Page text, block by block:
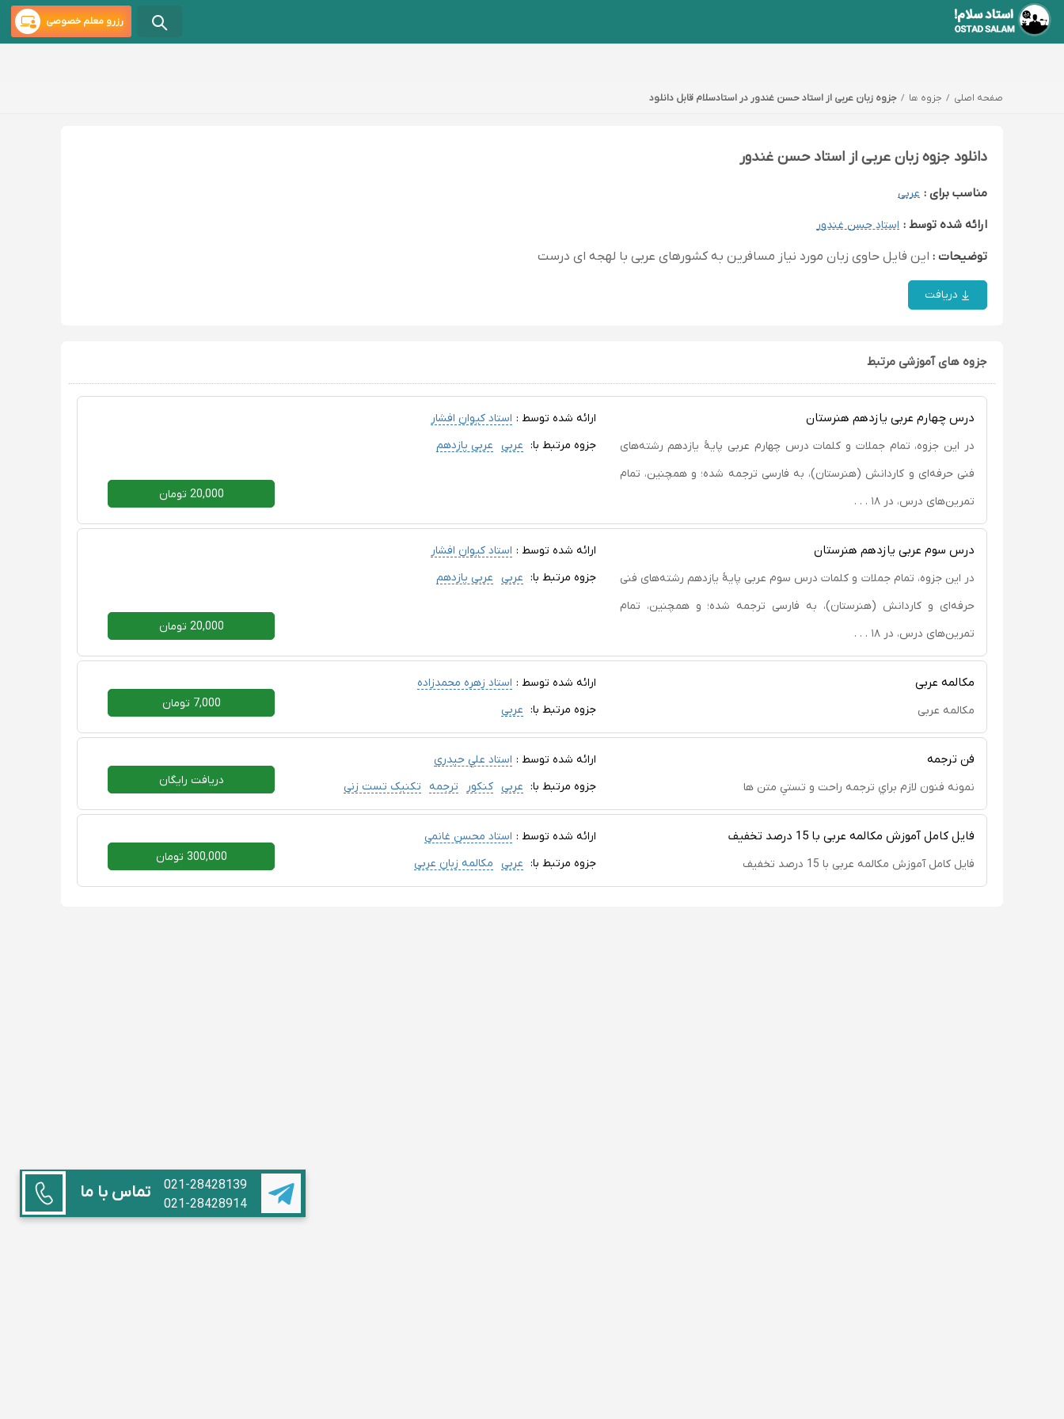
تماس با ما
021-28428139
021-28428914
رزرو معلم خصوصی
صفحه اصلی جزوه ها جزوه زبان عربى از استاد حسن غندور در استادسلام قابل دانلود
دانلود جزوه زبان عربى از استاد حسن غندور
مناسب برای : عربی
ارائه شده توسط : استاد حسن غندور
توضیحات : اين فايل حاوى زبان مورد نياز مسافرين به كشورهاى عربى با لهجه اى درست
دریافت
جزوه های آموزشی مرتبط
درس چهارم عربی یازدهم هنرستان
در این جزوه، تمام جملات و کلمات درس چهارم عربی پایۀ یازدهم رشته‌های
فنی حرفه‌ای و کاردانش (هنرستان)، به فارسی ترجمه شده؛ و همچنین، تمام
تمرین‌های درس، در ۱۸ . . .
ارائه شده توسط : استاد کیوان افشار
جزوه مرتبط با: عربی عربی یازدهم
20,000 تومان
درس سوم عربی یازدهم هنرستان
در این جزوه، تمام جملات و کلمات درس سوم عربی پایۀ یازدهم رشته‌های فنی
حرفه‌ای و کاردانش (هنرستان)، به فارسی ترجمه شده؛ و همچنین، تمام
تمرین‌های درس، در ۱۸ . . .
ارائه شده توسط : استاد کیوان افشار
جزوه مرتبط با: عربی عربی یازدهم
20,000 تومان
مکالمه عربی
مکالمه عربی
ارائه شده توسط : استاد زهره محمدزاده
جزوه مرتبط با: عربی 7,000 تومان
فن ترجمه
نمونه فنون لازم براي ترجمه راحت و تستي متن ها
ارائه شده توسط : استاد علي حيدري
جزوه مرتبط با: عربی کنکور ترجمه تکنیک تست زنی دریافت رایگان
فایل کامل آموزش مکالمه عربی با 15 درصد تخفیف
فایل کامل آموزش مکالمه عربی با 15 درصد تخفیف
ارائه شده توسط : استاد محسن غانمی
جزوه مرتبط با: عربی مکالمه زبان عربی 300,000 تومان